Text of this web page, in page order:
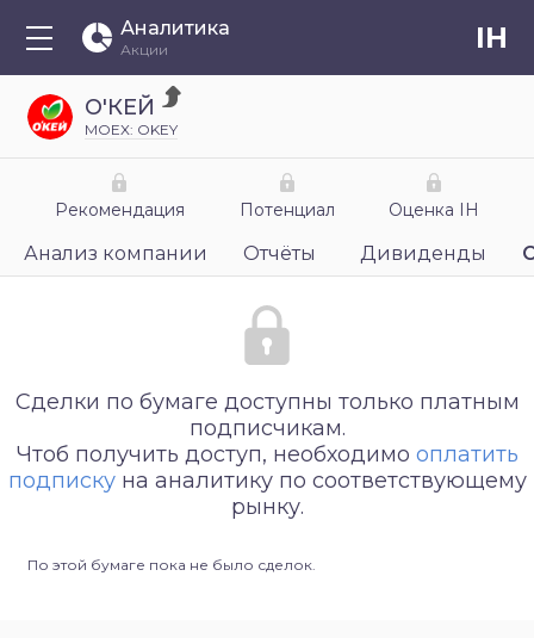
Аналитика
Акции IH
О'КЕЙ
MOEX: OKEY
Рекомендация Потенциал Оценка IH
Анализ компании Отчёты Дивиденды
Сделки по бумаге доступны только платным
подписчикам.
Чтоб получить доступ, необходимо оплатить
подпискуна аналитику по соответствующему
рынку.
По этой бумаге пока не было сделок.